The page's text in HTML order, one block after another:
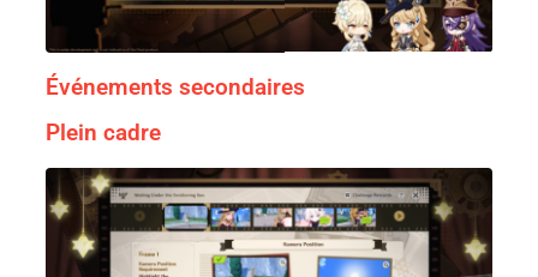
Événements secondaires
Plein cadre